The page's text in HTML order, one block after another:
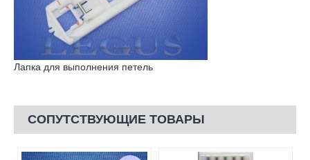
Лапка для выполнения петель
СОПУТСТВУЮЩИЕ ТОВАРЫ